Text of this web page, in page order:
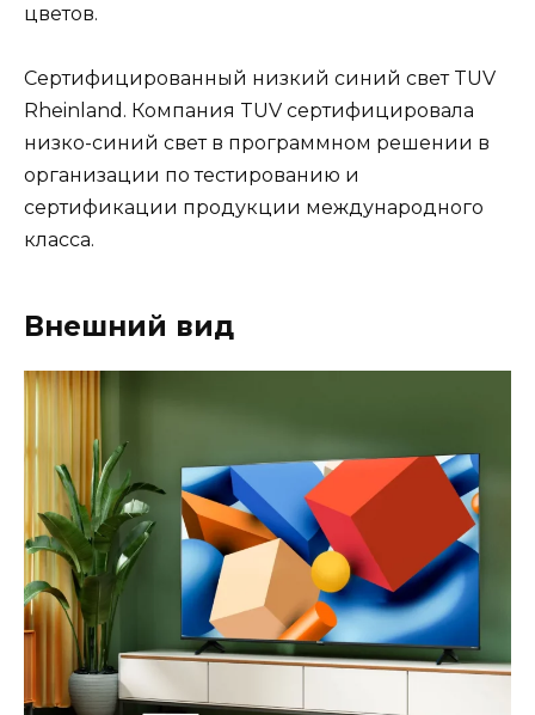
цветов.
Сертифицированный низкий синий свет TUV
Rheinland. Компания TUV сертифицировала
низко-синий свет в программном решении в
организации по тестированию и
сертификации продукции международного
класса.
Внешний вид